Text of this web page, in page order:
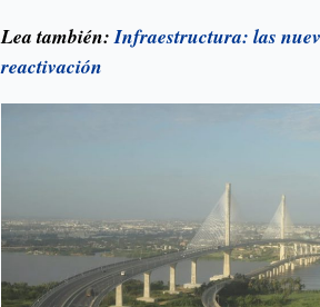
Lea también:Infraestructura: las
reactivación